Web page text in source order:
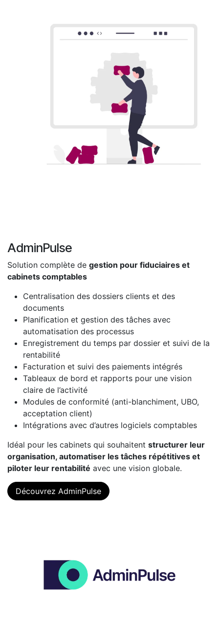
AdminPulse
Solution complète de gestion pour fiduciaires et
cabinets comptables
Centralisation des dossiers clients et des
documents
Planification et gestion des tâches avec
automatisation des processus
Enregistrement du temps par dossier et suivi de la
rentabilité
Facturation et suivi des paiements intégrés
Tableaux de bord et rapports pour une vision
claire de l’activité
Modules de conformité (anti-blanchiment, UBO,
acceptation client)
Intégrations avec d’autres logiciels comptables
Idéal pour les cabinets qui souhaitent structurer leur
organisation, automatiser les tâches répétitives et
piloter leur rentabilité avec une vision globale.
Découvrez AdminPulse